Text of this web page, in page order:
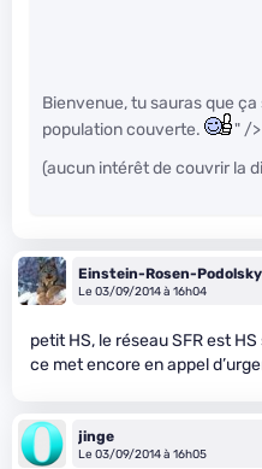
Bienvenue, tu sauras que
population couverte.
" />
(aucun intérêt de couvrir la
Einstein-Rosen-Podolsky
Le 03/09/2014 à 16h04
petit HS, le réseau SFR est
ce met encore en appel
jinge
Le 03/09/2014 à 16h05